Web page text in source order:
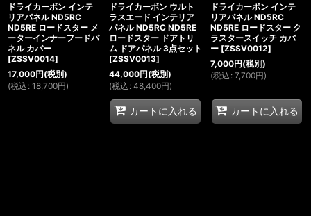
ドライカーボン インテ
リアパネル ND5RC
ND5RE ロードスター メ
ーターインナーフードパ
ネル カバー
[ZSSV0014]
17,000円(税別)
(税込 : 18,700円)
ドライカーボン ウルト
ラスエード インテリア
パネル ND5RC ND5RE
ロードスター ドアトリ
ム ドアパネル 3点セット
[ZSSV0013]
44,000円(税別)
(税込 : 48,400円)
カートに入れる
ドライカーボン インテ
リアパネル ND5RC
ND5RE ロードスター ク
ラスタースイッチ カバ
ー [ZSSV0012]
7,000円(税別)
(税込 : 7,700円)
カートに入れる